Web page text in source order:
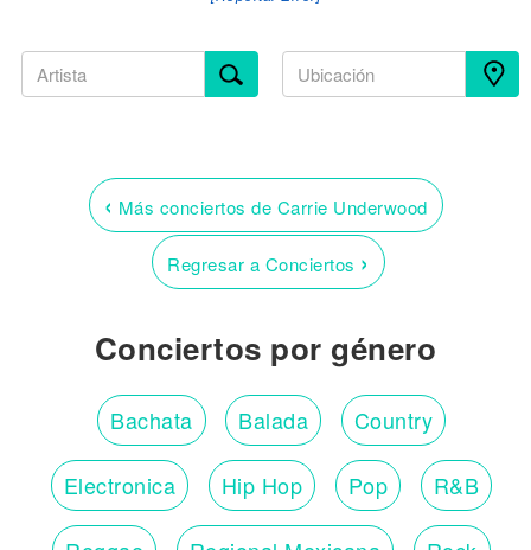
‹ Más conciertos de Carrie Underwood
Regresar a Conciertos ›
Conciertos por género
Bachata Balada Country
Electronica Hip Hop Pop R&B